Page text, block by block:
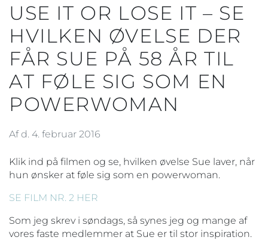
USE IT OR LOSE IT – SE
HVILKEN ØVELSE DER
FÅR SUE PÅ 58 ÅR TIL
AT FØLE SIG SOM EN
POWERWOMAN
Af d. 4. februar 2016
Klik ind på filmen og se, hvilken øvelse Sue laver, når
hun ønsker at føle sig som en powerwoman.
SE FILM NR. 2 HER
Som jeg skrev i søndags, så synes jeg og mange af
vores faste medlemmer at Sue er til stor inspiration.